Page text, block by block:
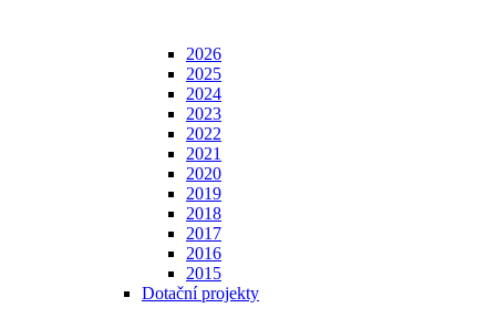
2026
2025
2024
2023
2022
2021
2020
2019
2018
2017
2016
2015
Dotační projekty